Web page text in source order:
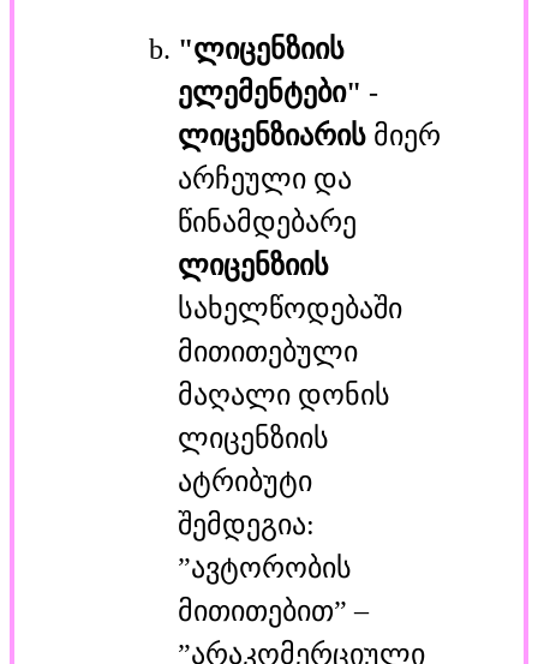
"ლიცენზიის
ელემენტები" -
ლიცენზიარის მიერ
არჩეული და
წინამდებარე
ლიცენზიის
სახელწოდებაში
მითითებული
მაღალი დონის
ლიცენზიის
ატრიბუტი
შემდეგია:
”ავტორობის
მითითებით” –
”არაკომერციული